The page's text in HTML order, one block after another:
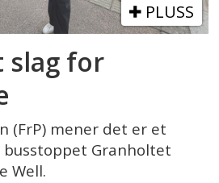
PLUSS
slag for
(FrP) mener det er et
Granholtet
Well.